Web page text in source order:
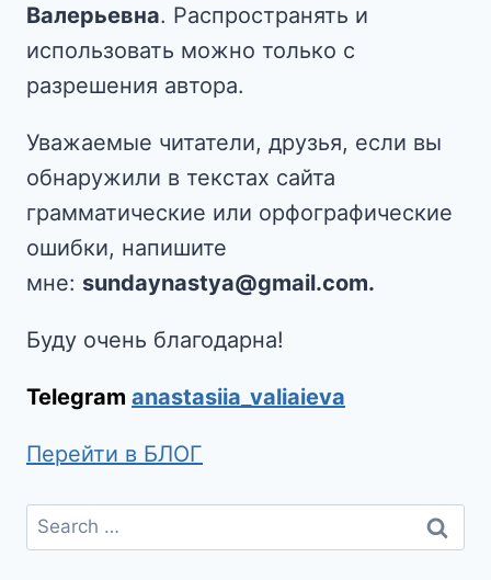
Валерьевна. Распространять и
использовать можно только с
разрешения автора.
Уважаемые читатели, друзья, если вы
обнаружили в текстах сайта
грамматические или орфографические
ошибки, напишите
мне: sundaynastya@gmail.com.
Буду очень благодарна!
Telegram anastasiia_valiaieva
Перейти в БЛОГ